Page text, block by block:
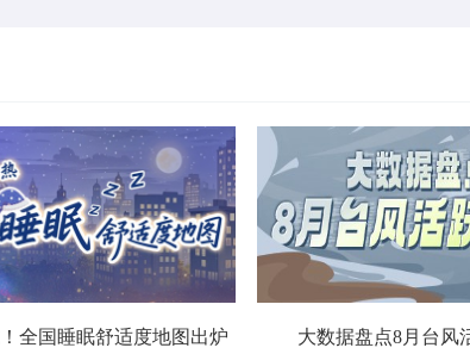
全国睡眠舒适度地图出炉 大数据盘点8月台风